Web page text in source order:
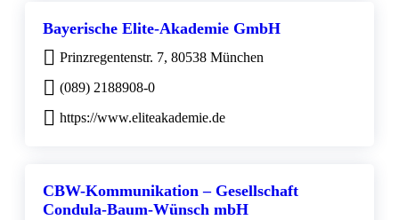
Bayerische Elite-Akademie GmbH
Prinzregentenstr. 7, 80538 München
(089) 2188908-0
https://www.eliteakademie.de
CBW-Kommunikation – Gesellschaft
Condula-Baum-Wünsch mbH